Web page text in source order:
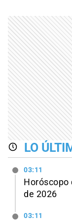
LO
03:11
Horóscopo
de 2026
03:11